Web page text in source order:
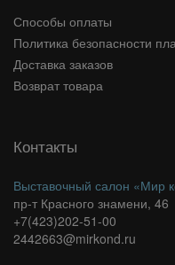
Способы оплаты
Политика безопасности
Доставка заказов
Возврат товара
Контакты
Выставочный салон «Мир
пр-т Красного знамени, 46
+7(423)202-51-00
2442663@mirkond.ru